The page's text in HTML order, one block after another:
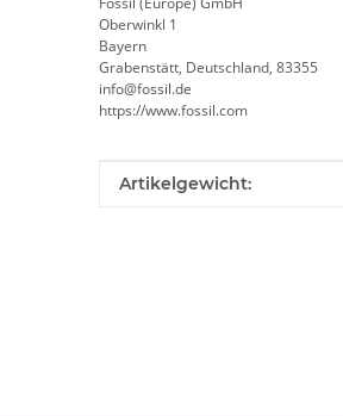
Oberwinkl 1
Bayern
Grabenstätt, Deutschland, 83355
info@fossil.de
https://www.fossil.com
Produkteigenschaft
Wert
Artikelgewicht: